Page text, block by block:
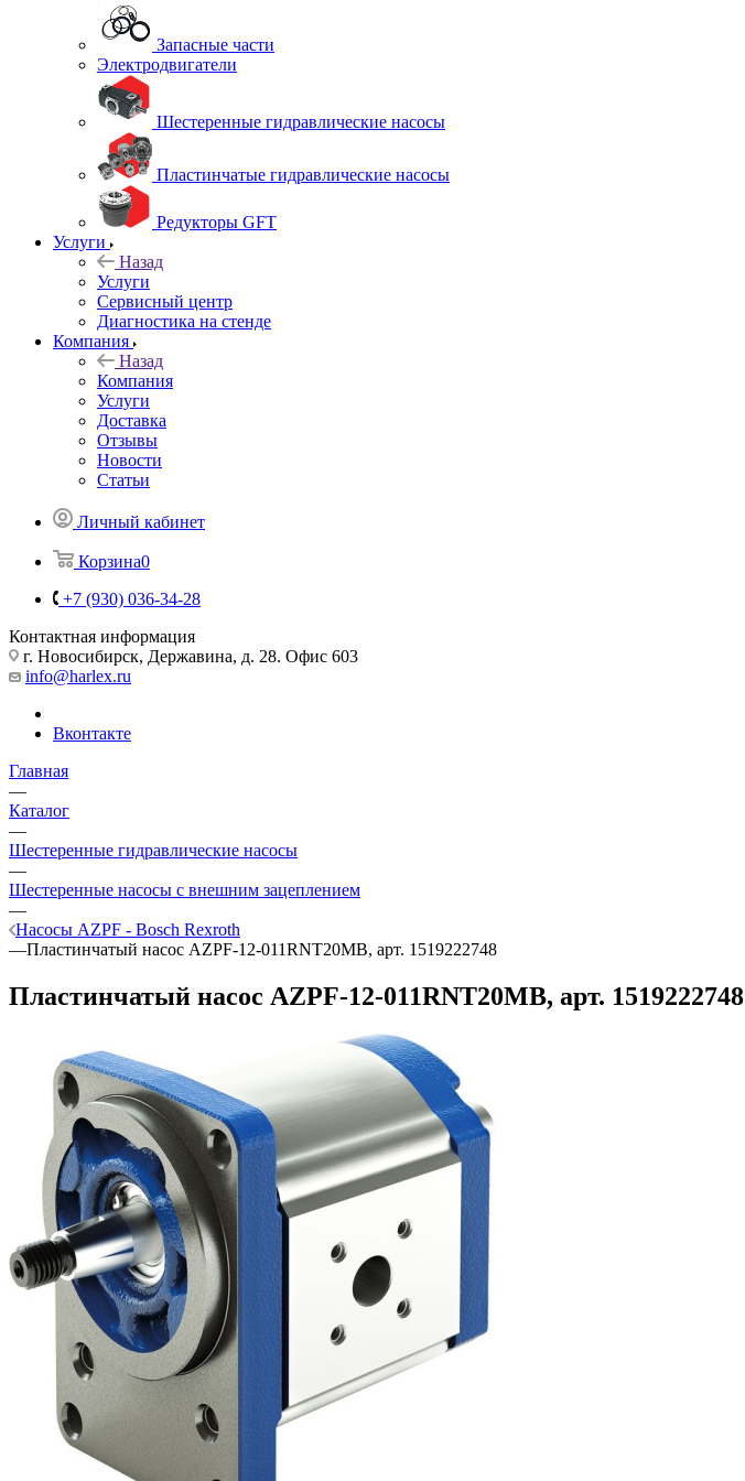
Запасные части
Электродвигатели
Шестеренные гидравлические насосы
Пластинчатые гидравлические насосы
Редукторы GFT
Услуги
Назад
Услуги
Сервисный центр
Диагностика на стенде
Компания
Назад
Компания
Услуги
Доставка
Отзывы
Новости
Статьи
Личный кабинет
Корзина0
+7 (930) 036-34-28
Контактная информация
г. Новосибирск, Державина, д. 28. Офис 603
info@harlex.ru
Вконтакте
Главная
—
Каталог
—
Шестеренные гидравлические насосы
—
Шестеренные насосы с внешним зацеплением
—
Насосы AZPF - Bosch Rexroth
—Пластинчатый насос AZPF-12-011RNT20MB, арт. 1519222748
Пластинчатый насос AZPF-12-011RNT20MB, арт. 1519222748